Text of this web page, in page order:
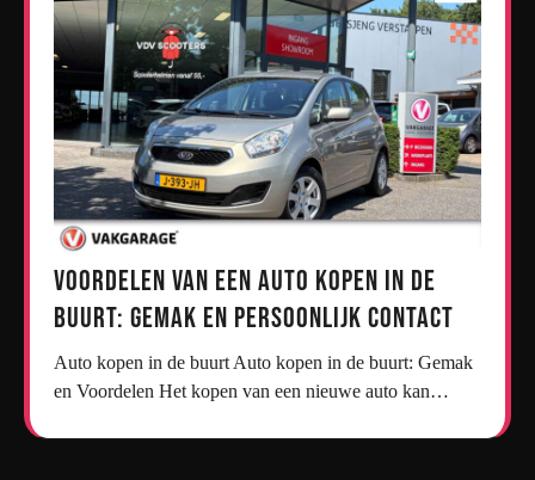
Voordelen van een Auto Kopen in de
Buurt: Gemak en Persoonlijk Contact
Auto kopen in de buurt Auto kopen in de buurt: Gemak
en Voordelen Het kopen van een nieuwe auto kan…